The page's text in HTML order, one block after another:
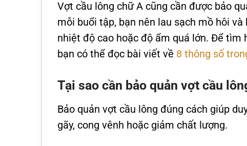
Vợt cầu lông chữ A cũng cần được bảo
mỗi buổi tập, bạn nên lau sạch mồ hôi
nhiệt độ cao hoặc độ ẩm quá lớn. Để tìm
bạn có thể đọc bài viết về 8 thông số
Tại sao cần bảo quản vợt cầu
Bảo quản vợt cầu lông đúng cách giúp
gãy, cong vênh hoặc giảm chất lượng.